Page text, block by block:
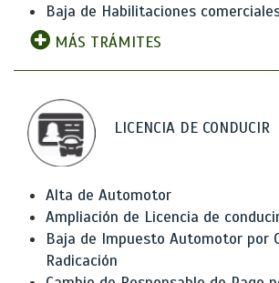
Baja de Habilitaciones
MÁS TRÁMITES
LICENCIA DE CONDUCIR
Alta de Automotor
Ampliación de Licencia de
Baja de Impuesto Automotor por
Radicación